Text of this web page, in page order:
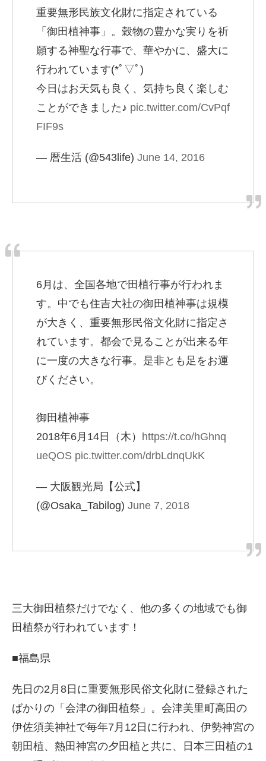
重要無形民族文化財に指定されている
「御田植神事」。穀物の豊かな実りを祈
願する神聖な行事で、華やかに、盛大に
行われています(*ﾟ▽ﾟ)
今日はお天気も良く、気持ち良く楽しむ
ことができました♪ pic.twitter.com/CvPqf
FIF9s
— 暦生活 (@543life) June 14, 2016
6月は、全国各地で田植行事が行われま
す。中でも住吉大社の御田植神事は規模
が大きく、重要無形民俗文化財に指定さ
れています。都会で見ることが出来る年
に一度の大きな行事。是非とも足をお運
びください。
御田植神事
2018年6月14日（木） https://t.co/hGhnq
ueQOS pic.twitter.com/drbLdnqUkK
— 大阪観光局【公式】
(@Osaka_Tabilog) June 7, 2018
三大御田植祭だけでなく、他の多くの地域でも御
田植祭が行われています！
■福島県
先日の2月8日に重要無形民俗文化財に登録された
ばかりの「会津の御田植祭」。会津美里町高田の
伊佐須美神社で毎年7月12日に行われ、伊勢神宮の
朝田植、熱田神宮の夕田植と共に、日本三田植の1